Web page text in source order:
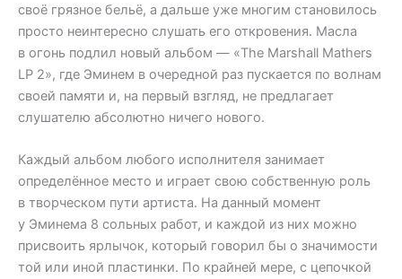
своё грязное бельё, а дальше уже многим становилось
просто неинтересно слушать его откровения. Масла
в огонь подлил новый альбом — «The Marshall Mathers
LP 2», где Эминем в очередной раз пускается по волнам
своей памяти и, на первый взгляд, не предлагает
слушателю абсолютно ничего нового.
Каждый альбом любого исполнителя занимает
определённое место и играет свою собственную роль
в творческом пути артиста. На данный момент
у Эминема 8 сольных работ, и каждой из них можно
присвоить ярлычок, который говорил бы о значимости
той или иной пластинки. По крайней мере, с цепочкой